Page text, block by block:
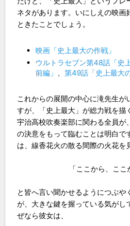
ネタがあります。いにしえの映画
ときたことでしょう。
映画「史上最大の作戦」
ウルトラセブン第48話「史
前編」 、 第49話「史上最大
これからの展開の中心に滝先生が
すが、「史上最大」が総力戦を描
宇治高校吹奏楽部に関わる全員が
の決意をもって臨むことは明白で
は、線香花火の散る間際の火花を
「ここから、ここ
と皆へ言い聞かせるようにつぶや
が、大きな鍵を握っている気がし
ぜなら彼女は、